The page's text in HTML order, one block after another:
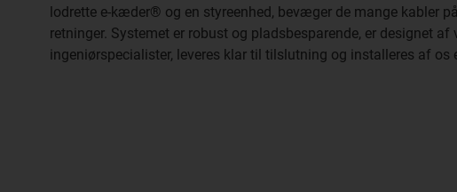
lodrette e-kæder® og en styreenhed, bevæger de mange kabler
retninger. Systemet er robust og pladsbesparende, er designet af
ingeniørspecialister, leveres klar til tilslutning og installeres af os